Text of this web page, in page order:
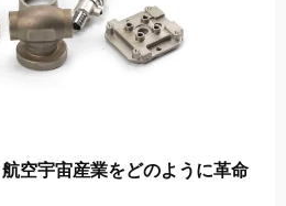
空宇宙産業をどのように革命